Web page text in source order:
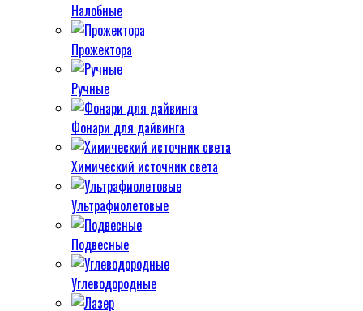
Налобные
Прожектора
Ручные
Фонари для дайвинга
Химический источник света
Ультрафиолетовые
Подвесные
Углеводородные